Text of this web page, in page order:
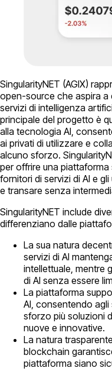
SingularityNET (AGIX)
open-source che aspira a
servizi di intelligenza
principale del progetto è
alla tecnologia AI,
ai privati di utilizzare e
alcuno sforzo.
per offrire una
fornitori di servizi di AI e
e transare senza
SingularityNET include
differenziano dalle
La sua natura
servizi di AI
intellettuale, mentre
di AI senza essere
La piattaforma
AI, consentendo
sforzo più soluzioni
nuove e innovative.
La natura
blockchain
piattaforma siano